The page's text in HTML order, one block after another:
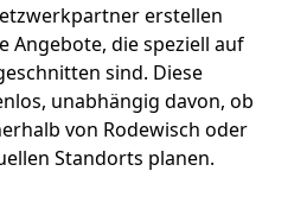
erstellen
Angebote, die speziell auf
sind. Diese
unabhängig davon, ob
von Rodewisch oder
Standorts planen.